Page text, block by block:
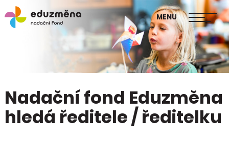
MENU
škol
Publikace Mapa změny
Nadační fond Eduzměna
hledá ředitele / ředitelku